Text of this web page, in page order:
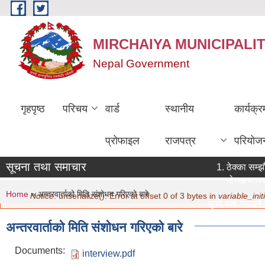
Skip to main content
MIRCHAIYA
Nepal Government
गृहपृष्ठ परिचय वार्ड
प्रोफाइल
स्थानीय
राजपत्र
सूचना तथा समाचार
ठेक्का
सूची दर्ता गराउने
Error message
Notice: unserialize(): Error at offset 0 of 3 bytes in
You are here
Home » अन्तरवार्ताको मिति संशोधन गरिएको बारे
अन्तरवार्ताको मिति संशोधन गरिएको बारे
Documents: interview.pdf